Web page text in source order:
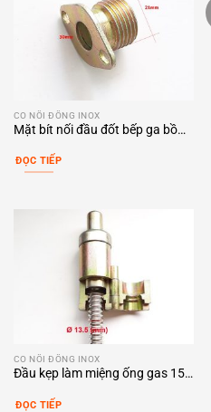
CO NỐI ĐỒNG INOX
Mặt bít nối đầu đốt bếp ga bồ
ĐỌC TIẾP
CO NỐI ĐỒNG INOX
Đầu kẹp làm miệng ống gas 15-
ĐỌC TIẾP